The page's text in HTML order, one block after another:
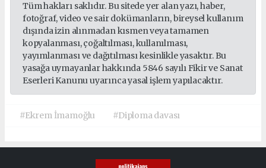
Tüm hakları saklıdır. Bu sitede yer alan yazı, haber,
fotoğraf, video ve sair dokümanların, bireysel kullanım
dışında izin alınmadan kısmen veya tamamen
kopyalanması, çoğaltılması, kullanılması,
yayımlanması ve dağıtılması kesinlikle yasaktır. Bu
yasağa uymayanlar hakkında 5846 sayılı Fikir ve Sanat
Eserleri Kanunu uyarınca yasal işlem yapılacaktır.
#Ekrem İmamoğlu #Diploma davası